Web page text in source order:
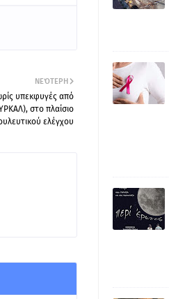
ΝΕΌΤΕΡΗ
υπεκφυγές από
στο πλαίσιο
ελέγχου